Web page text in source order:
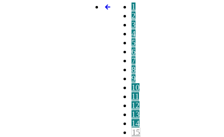
1
2
3
4
5
6
7
8
9
10
11
12
13
14
15